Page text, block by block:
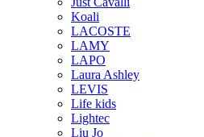
Koali
LACOSTE
LAMY
LAPO
Laura Ashley
LEVIS
Life kids
Lightec
Liu Jo